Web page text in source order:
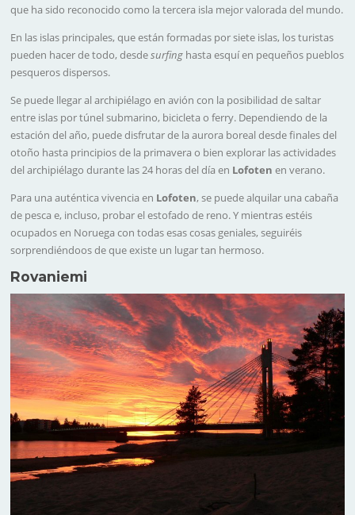
que ha sido reconocido como la tercera isla mejor valorada del mundo.
En las islas principales, que están formadas por siete islas, los turistas
pueden hacer de todo, desdesurfing hasta esquí en pequeños pueblos
pesqueros dispersos.
Se puede llegar al archipiélago en avión con la posibilidad de saltar
entre islas por túnel submarino, bicicleta o ferry. Dependiendo de la
estación del año, puede disfrutar de la aurora boreal desde finales del
otoño hasta principios de la primavera o bien explorar las actividades
del archipiélago durante las 24 horas del día en Lofoten en verano.
Para una auténtica vivencia en Lofoten, se puede alquilar una cabaña
de pesca e, incluso, probar el estofado de reno. Y mientras estéis
ocupados en Noruega con todas esas cosas geniales, seguiréis
sorprendiéndoos de que existe un lugar tan hermoso.
Rovaniemi